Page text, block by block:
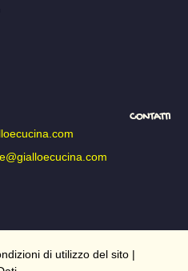
CONTATTI
di utilizzo del sito |